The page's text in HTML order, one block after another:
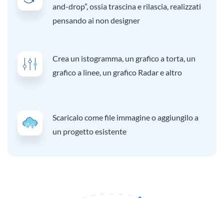
and-drop”, ossia trascina e rilascia, realizzati
pensando ai non designer
Crea un istogramma, un grafico a torta, un
grafico a linee, un grafico Radar e altro
Scaricalo come file immagine o aggiungilo a
un progetto esistente